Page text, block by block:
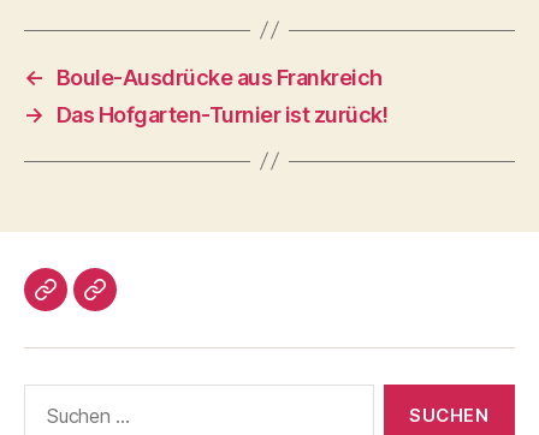
←
Boule-Ausdrücke aus Frankreich
→
Das Hofgarten-Turnier ist zurück!
Impressum/DatSchutz
Beliebte
nach: